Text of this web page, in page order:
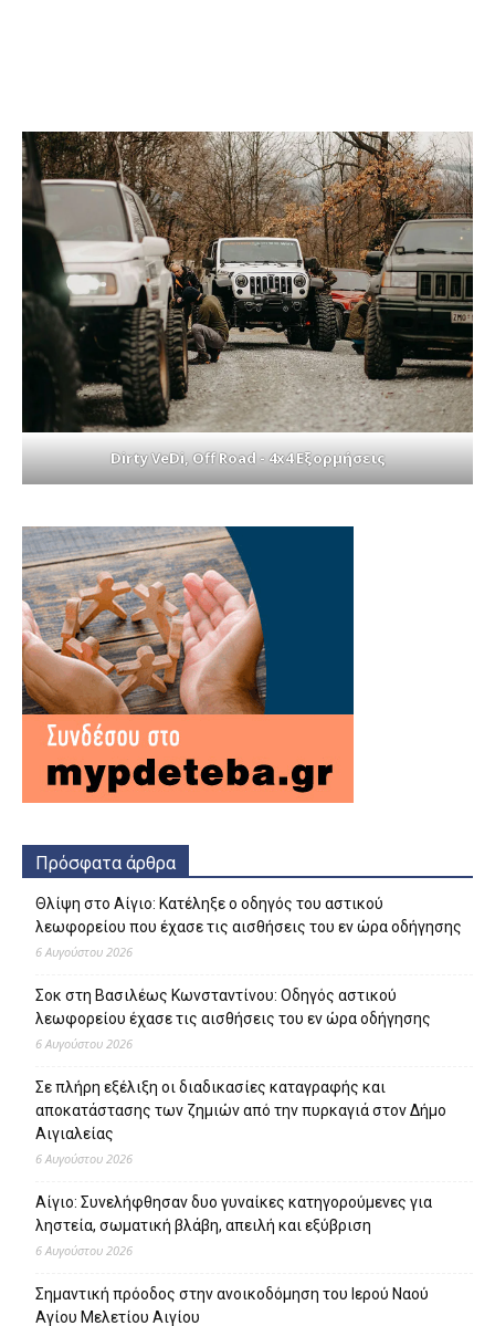
Dirty VeDi, Off Road - 4x4 Εξορμήσεις
Πρόσφατα άρθρα
Θλίψη στο Αίγιο: Κατέληξε ο οδηγός του αστικού
λεωφορείου που έχασε τις αισθήσεις του εν ώρα οδήγησης
6 Αυγούστου 2026
Σοκ στη Βασιλέως Κωνσταντίνου: Οδηγός αστικού
λεωφορείου έχασε τις αισθήσεις του εν ώρα οδήγησης
6 Αυγούστου 2026
Σε πλήρη εξέλιξη οι διαδικασίες καταγραφής και
αποκατάστασης των ζημιών από την πυρκαγιά στον Δήμο
Αιγιαλείας
6 Αυγούστου 2026
Αίγιο: Συνελήφθησαν δυο γυναίκες κατηγορούμενες για
ληστεία, σωματική βλάβη, απειλή και εξύβριση
6 Αυγούστου 2026
Σημαντική πρόοδος στην ανοικοδόμηση του Ιερού Ναού
Αγίου Μελετίου Αιγίου